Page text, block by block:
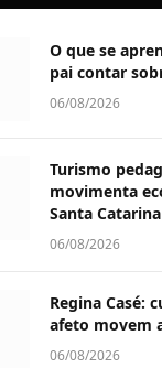
O que se
pai contar
06/08/2026
Turismo
movimenta
Santa Catarina
06/08/2026
Regina Casé:
afeto movem
06/08/2026